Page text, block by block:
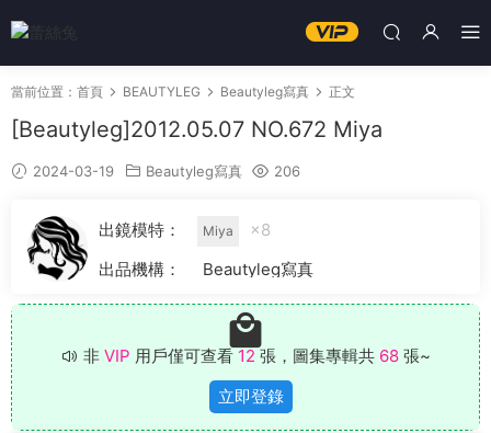
當前位置： 首頁 BEAUTYLEG Beautyleg寫真 正文
[Beautyleg]2012.05.07 NO.672 Miya
2024-03-19 Beautyleg寫真 206
出鏡模特： Miya
×8
出品機構：
Beautyleg寫真
非 VIP 用戶僅可查看 12 張，圖集專輯共 68張~
立即登錄